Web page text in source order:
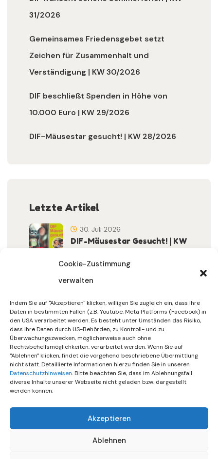
Cookie-Zustimmung
verwalten
Indem Sie auf "Akzeptieren" klicken, willigen Sie zugleich ein, dass Ihre
Daten in bestimmten Fällen (z.B. Youtube, Meta Platforms (Facebook) in
den USA verarbeitet werden. Es besteht unter Umständen das Risiko,
dass Ihre Daten durch US-Behörden, zu Kontroll- und zu
Überwachungszwecken, möglicherweise auch ohne
Rechtsbehelfsmöglichkeiten, verarbeitet werden. Wenn Sie auf
"Ablehnen" klicken, findet die vorgehend beschriebene Übermittlung
nicht statt. Detaillierte Informationen hierzu finden Sie in unseren
Datenschutzhinweisen. Bitte beachten Sie, dass im Ablehnungsfall
diverse Inhalte unserer Webseite nicht geladen bzw. dargestellt
werden können.
Akzeptieren
Ablehnen
31/2026
Gemeinsames Friedensgebet setzt
Zeichen für Zusammenhalt und
Verständigung | KW 30/2026
DIF beschließt Spenden in Höhe von
10.000 Euro | KW 29/2026
DIF-Mäusestar gesucht! | KW 28/2026
Letzte Artikel
DIF-Mäusestar Gesucht! | KW
30. Juli 2026
Sommerferien | KW 31/…
30. Juli 2026
Gemeinsames Friedensgebet
Setzt Zeichen …
15. Juli 2026